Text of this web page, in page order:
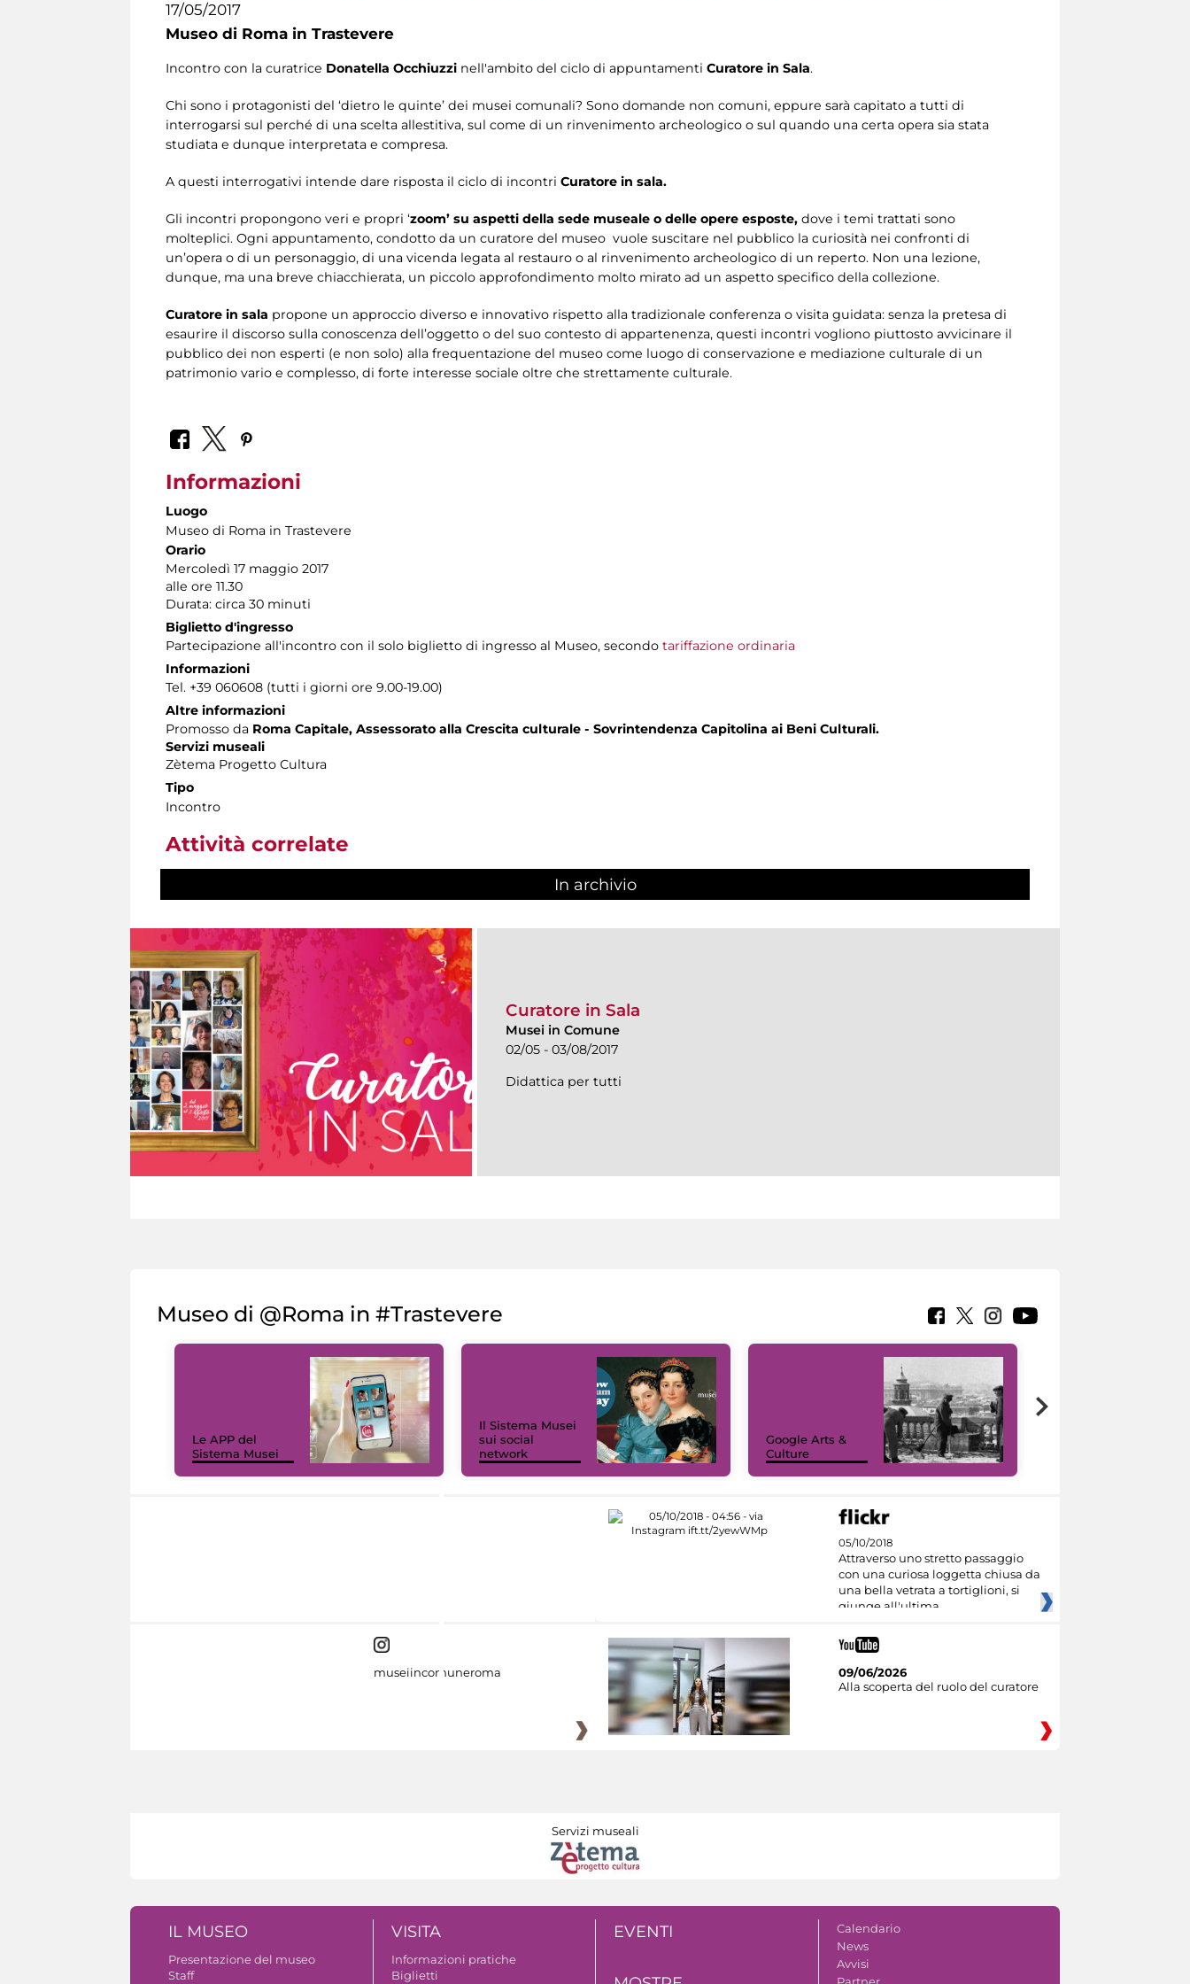
17/05/2017
Museo di Roma in Trastevere
Incontro con la curatrice Donatella Occhiuzzi nell'ambito del ciclo di appuntamenti Curatore in Sala.
Chi sono i protagonisti del ‘dietro le quinte’ dei musei comunali? Sono domande non comuni, eppure sarà capitato a tutti di
interrogarsi sul perché di una scelta allestitiva, sul come di un rinvenimento archeologico o sul quando una certa opera sia stata
studiata e dunque interpretata e compresa.
A questi interrogativi intende dare risposta il ciclo di incontri Curatore in sala.
Gli incontri propongono veri e propri ‘zoom’ su aspetti della sede museale o delle opere esposte, dove i temi trattati sono
molteplici. Ogni appuntamento, condotto da un curatore del museo vuole suscitare nel pubblico la curiosità nei confronti di
un’opera o di un personaggio, di una vicenda legata al restauro o al rinvenimento archeologico di un reperto. Non una lezione,
dunque, ma una breve chiacchierata, un piccolo approfondimento molto mirato ad un aspetto specifico della collezione.
Curatore in sala propone un approccio diverso e innovativo rispetto alla tradizionale conferenza o visita guidata: senza la pretesa di
esaurire il discorso sulla conoscenza dell’oggetto o del suo contesto di appartenenza, questi incontri vogliono piuttosto avvicinare il
pubblico dei non esperti (e non solo) alla frequentazione del museo come luogo di conservazione e mediazione culturale di un
patrimonio vario e complesso, di forte interesse sociale oltre che strettamente culturale.
Informazioni
Luogo
Museo di Roma in Trastevere
Orario
Mercoledì 17 maggio 2017
alle ore 11.30
Durata: circa 30 minuti
Biglietto d'ingresso
Partecipazione all'incontro con il solo biglietto di ingresso al Museo, secondo tariffazione ordinaria
Informazioni
Tel. +39 060608 (tutti i giorni ore 9.00-19.00)
Altre informazioni
Promosso da Roma Capitale, Assessorato alla Crescita culturale - Sovrintendenza Capitolina ai Beni Culturali.
Servizi museali
Zètema Progetto Cultura
Tipo
Incontro
Attività correlate
In archivio
Curatore in Sala
Musei in Comune
02/05 - 03/08/2017
Didattica per tutti
Museo di @Roma in #Trastevere
Le APP del
Sistema Musei
Il Sistema Musei
sui social
network
Google Arts &
Culture
05/10/2018
Attraverso uno stretto passaggio
con una curiosa loggetta chiusa da
una bella vetrata a tortiglioni, si
giunge all'ultima
museiincomuneroma
09/06/2026
Alla scoperta del ruolo del curatore
Servizi museali
IL MUSEO
Presentazione del museo
Staff
VISITA
Informazioni pratiche
Biglietti
EVENTI
Calendario
News
Avvisi